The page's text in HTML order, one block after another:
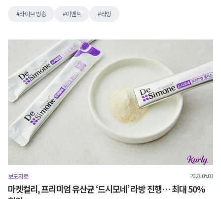
라이브 방송 이벤트 라방
보도자료 2023.05.03
마켓컬리, 프리미엄 유산균 ‘드시모네’ 라방 진행… 최대 50%